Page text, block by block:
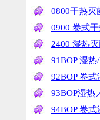
0800干热灭
0900 卷式
2400 湿热
91BOP 湿
92BOP 卷
93BOP湿热
94BOP 卷